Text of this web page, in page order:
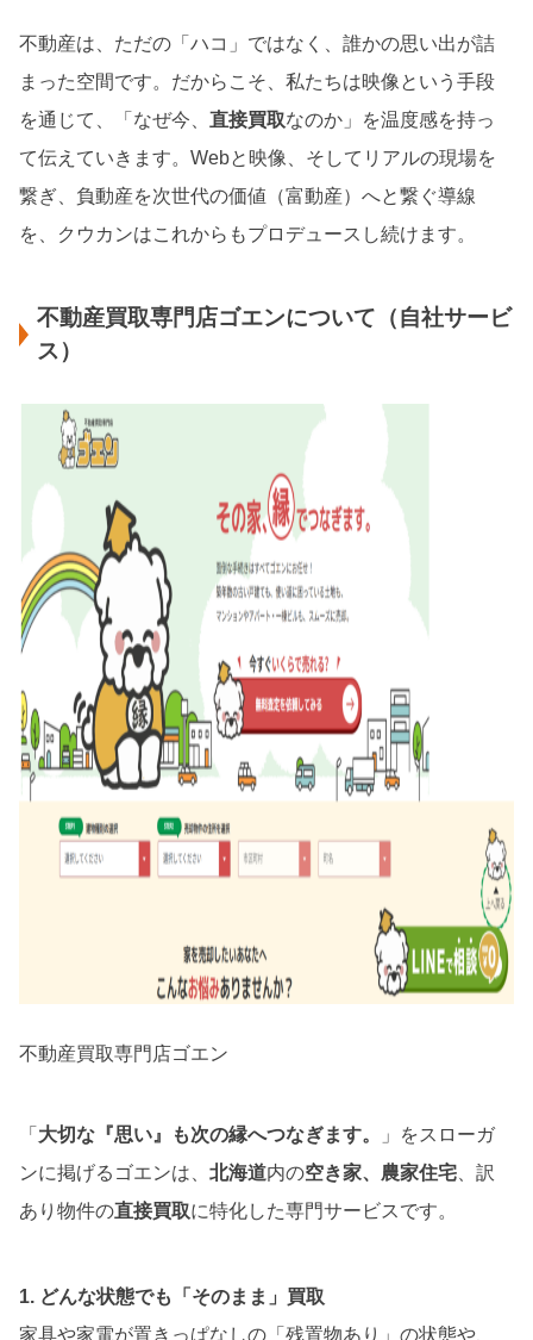
不動産は、ただの「ハコ」ではなく、誰かの思い出が詰
まった空間です。だからこそ、私たちは映像という手段
を通じて、「なぜ今、直接買取なのか」を温度感を持っ
て伝えていきます。Webと映像、そしてリアルの現場を
繋ぎ、負動産を次世代の価値（富動産）へと繋ぐ導線
を、クウカンはこれからもプロデュースし続けます。
不動産買取専門店ゴエンについて（自社サービ
ス）
不動産買取専門店ゴエン
「 大切な『思い』も次の縁へつなぎます。
」をスローガ
ンに掲げるゴエンは、北海道内の空き家、農家住宅 、訳
あり物件の直接買取に特化した専門サービスです。
1. どんな状態でも「そのまま」買取
家具や家電が置きっぱなしの「残置物あり」の状態や、